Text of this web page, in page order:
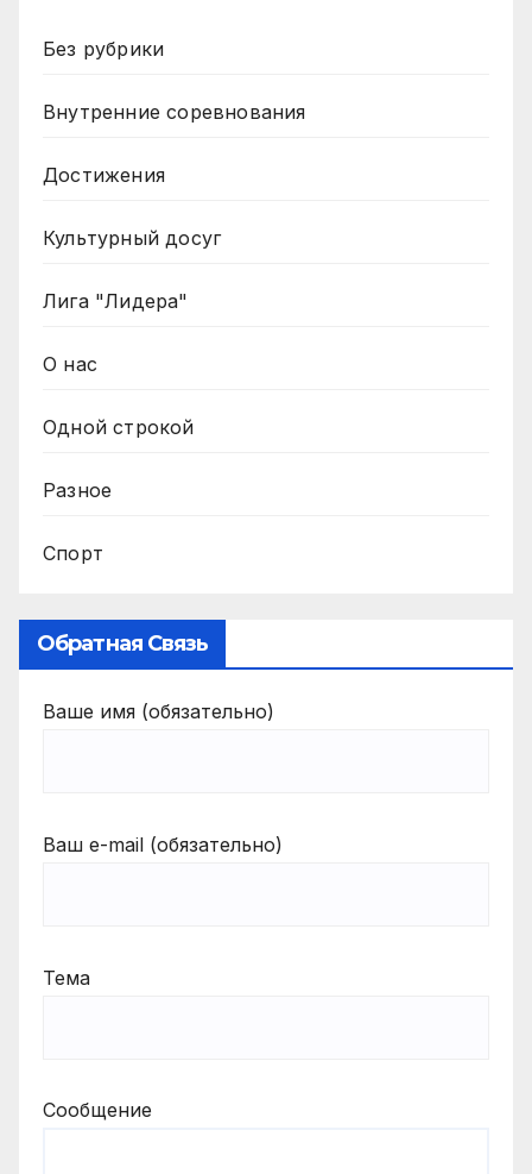
Без рубрики
Внутренние соревнования
Достижения
Культурный досуг
Лига "Лидера"
О нас
Одной строкой
Разное
Спорт
Обратная Связь
Ваше имя (обязательно)
Ваш e-mail (обязательно)
Тема
Сообщение